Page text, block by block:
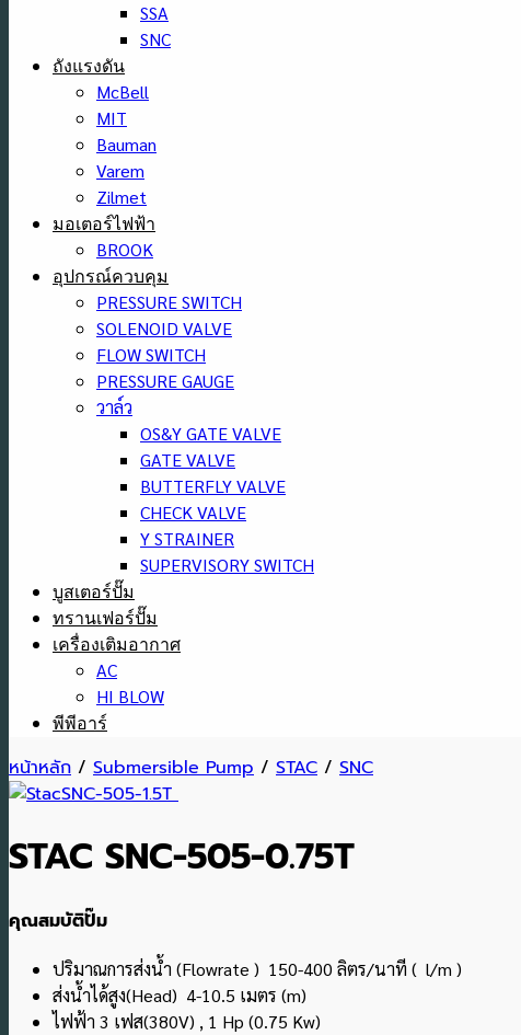
SSA
SNC
ถังแรงดัน
McBell
MIT
Bauman
Varem
Zilmet
มอเตอร์ไฟฟ้า
BROOK
อุปกรณ์ควบคุม
PRESSURE SWITCH
SOLENOID VALVE
FLOW SWITCH
PRESSURE GAUGE
วาล์ว
OS&Y GATE VALVE
GATE VALVE
BUTTERFLY VALVE
CHECK VALVE
Y STRAINER
SUPERVISORY SWITCH
บูสเตอร์ปั๊ม
ทรานเฟอร์ปั๊ม
เครื่องเติมอากาศ
AC
HI BLOW
พีพีอาร์
หน้าหลัก / Submersible Pump / STAC / SNC
STAC SNC-505-0.75T
คุณสมบัติปั๊ม
ปริมาณการส่งน้ำ (Flowrate ) 150-400 ลิตร/นาที ( l/m )
ส่งน้ำได้สูง(Head) 4-10.5 เมตร (m)
ไฟฟ้า 3 เฟส(380V) , 1 Hp (0.75 Kw)